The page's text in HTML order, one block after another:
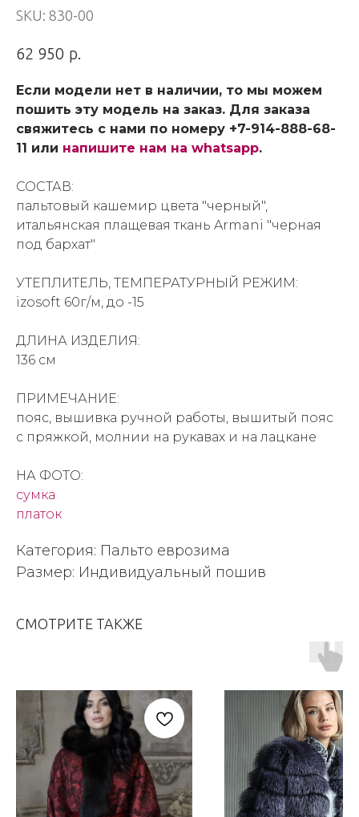
SKU: 830-00
62 950 р.
Если модели нет в наличии, то мы можем
пошить эту модель на заказ. Для заказа
свяжитесь с нами по номеру +7-914-888-68-
11 или напишите нам на whatsapp.
СОСТАВ:
пальтовый кашемир цвета "черный",
итальянская плащевая ткань Armani "черная
под бархат"
УТЕПЛИТЕЛЬ, ТЕМПЕРАТУРНЫЙ РЕЖИМ:
izosoft 60г/м, до -15
ДЛИНА ИЗДЕЛИЯ:
136 см
ПРИМЕЧАНИЕ:
пояс, вышивка ручной работы, вышитый пояс
с пряжкой, молнии на рукавах и на лацкане
НА ФОТО:
сумка
платок
Категория: Пальто еврозима
Размер: Индивидуальный пошив
СМОТРИТЕ ТАКЖЕ